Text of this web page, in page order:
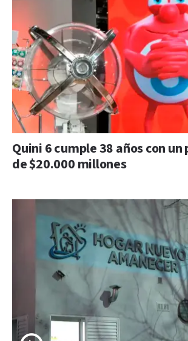
Quini 6 cumple 38 años con un
de $20.000 millones